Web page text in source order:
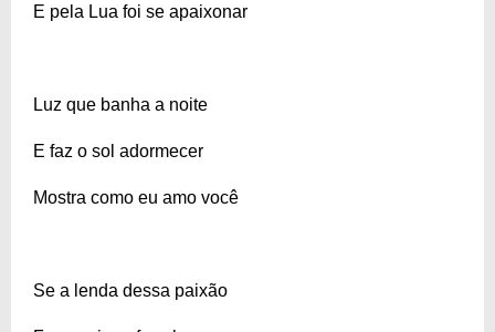
E pela Lua foi se apaixonar
Luz que banha a noite
E faz o sol adormecer
Mostra como eu amo você
Se a lenda dessa paixão